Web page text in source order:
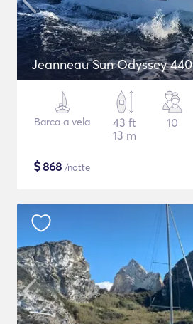
Jeanneau Sun Odyssey 440
Barca a vela
43 ft
13 m
10
$868 /notte